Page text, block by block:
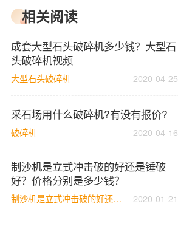
相关阅读
成套大型石头破碎机多少钱？大型石
头破碎机视频
大型石头破碎机 2020-04-25
采石场用什么破碎机?有没有报价?
破碎机 2020-04-16
制沙机是立式冲击破的好还是锤破
好？价格分别是多少钱？
制沙机是立式冲击破的好还是锤破好 2020-01-21